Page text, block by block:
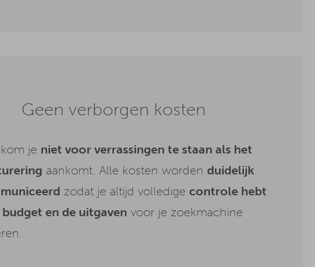
Geen verborgen kosten
je niet voor verrassingen te staan als het
aankomt. Alle kosten worden duidelijk
zodat je altijd volledige controle hebt
en de uitgaven voor je zoekmachine